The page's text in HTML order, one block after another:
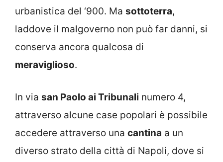
urbanistica del ‘900. Ma sottoterra,
laddove il malgoverno non può far danni, si
conserva ancora qualcosa di
meraviglioso.
In via san Paolo ai Tribunali numero 4,
attraverso alcune case popolari è possibile
accedere attraverso una cantina a un
diverso strato della città di Napoli, dove si